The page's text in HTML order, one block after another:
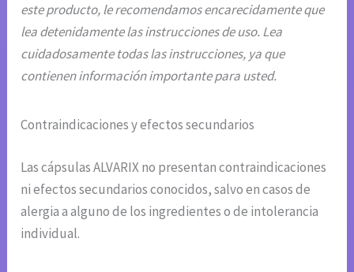
este producto, le recomendamos encarecidamente que
lea detenidamente las instrucciones de uso. Lea
cuidadosamente todas las instrucciones, ya que
contienen información importante para usted.
Contraindicaciones y efectos secundarios
Las cápsulas ALVARIX no presentan contraindicaciones
ni efectos secundarios conocidos, salvo en casos de
alergia a alguno de los ingredientes o de intolerancia
individual.